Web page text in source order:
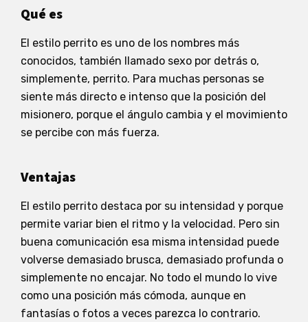
Qué es
El estilo perrito es uno de los nombres más
conocidos, también llamado sexo por detrás o,
simplemente, perrito. Para muchas personas se
siente más directo e intenso que la posición del
misionero, porque el ángulo cambia y el movimiento
se percibe con más fuerza.
Ventajas
El estilo perrito destaca por su intensidad y porque
permite variar bien el ritmo y la velocidad. Pero sin
buena comunicación esa misma intensidad puede
volverse demasiado brusca, demasiado profunda o
simplemente no encajar. No todo el mundo lo vive
como una posición más cómoda, aunque en
fantasías o fotos a veces parezca lo contrario.